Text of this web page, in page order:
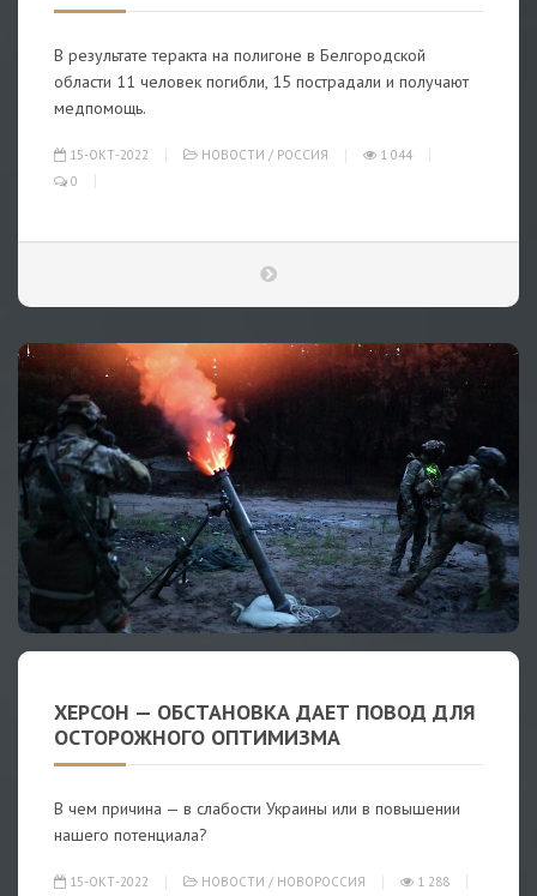
В результате теракта на полигоне в Белгородской
области 11 человек погибли, 15 пострадали и получают
медпомощь.
15-ОКТ-2022 НОВОСТИ / РОССИЯ
1 044
0
ХЕРСОН — ОБСТАНОВКА ДАЕТ ПОВОД ДЛЯ
ОСТОРОЖНОГО ОПТИМИЗМА
В чем причина — в слабости Украины или в повышении
нашего потенциала?
15-ОКТ-2022 НОВОСТИ / НОВОРОССИЯ 1 288